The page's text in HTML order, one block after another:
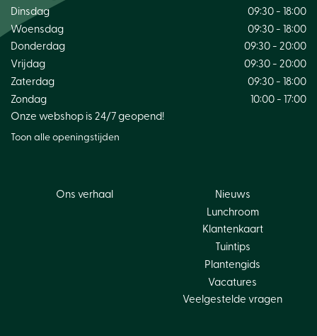
Dinsdag
09:30 - 18:00
Woensdag
09:30 - 18:00
Donderdag
09:30 - 20:00
Vrijdag
09:30 - 20:00
Zaterdag
09:30 - 18:00
Zondag
10:00 - 17:00
Onze webshop is 24/7 geopend!
Toon alle openingstijden
Ons verhaal
Nieuws
Lunchroom
Klantenkaart
Tuintips
Plantengids
Vacatures
Veelgestelde vragen